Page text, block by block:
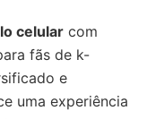
celular com
fãs de k-
e
uma experiência